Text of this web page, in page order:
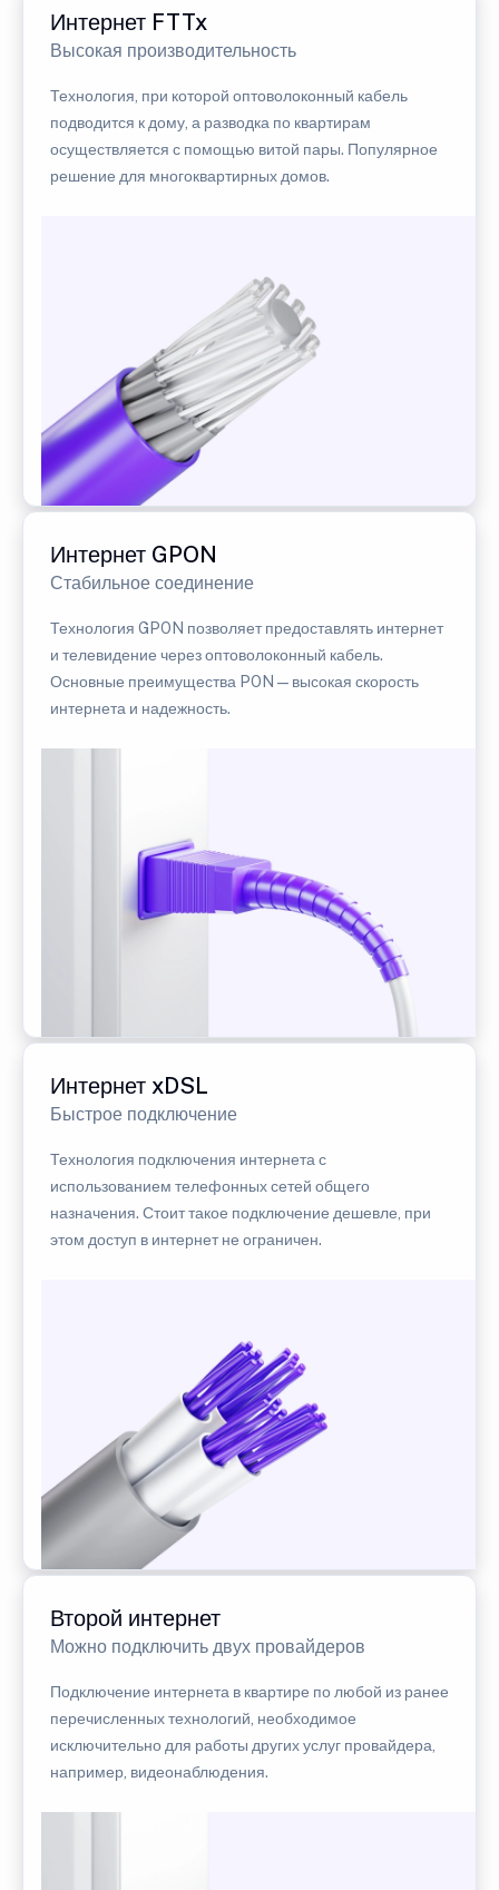
Интернет FTTx
Высокая производительность
Технология, при которой оптоволоконный кабель
подводится к дому, а разводка по квартирам
осуществляется с помощью витой пары. Популярное
решение для многоквартирных домов.
Интернет GPON
Стабильное соединение
Технология GPON позволяет предоставлять интернет
и телевидение через оптоволоконный кабель.
Основные преимущества PON — высокая скорость
интернета и надежность.
Интернет xDSL
Быстрое подключение
Технология подключения интернета с
использованием телефонных сетей общего
назначения. Стоит такое подключение дешевле, при
этом доступ в интернет не ограничен.
Второй интернет
Можно подключить двух провайдеров
Подключение интернета в квартире по любой из ранее
перечисленных технологий, необходимое
исключительно для работы других услуг провайдера,
например, видеонаблюдения.